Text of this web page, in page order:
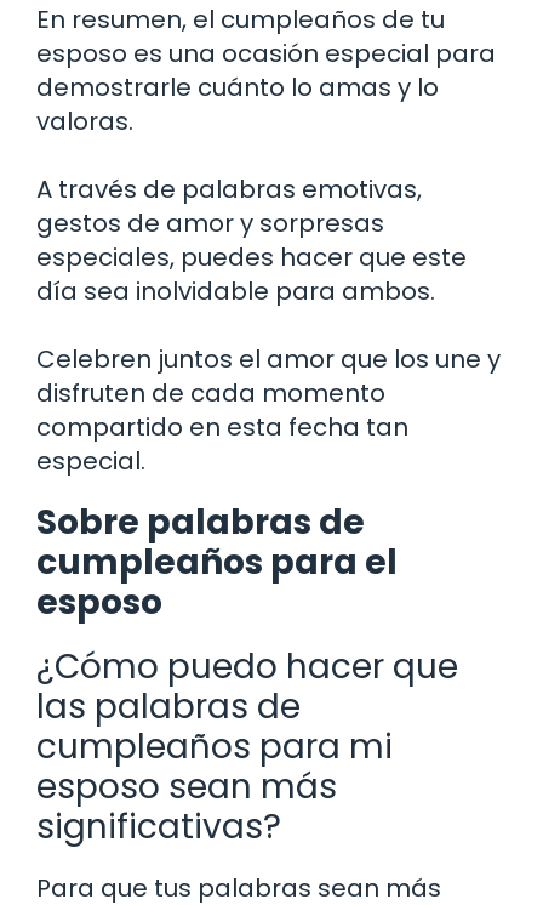
En resumen, el cumpleaños de tu
esposo es una ocasión especial para
demostrarle cuánto lo amas y lo
valoras.
A través de palabras emotivas,
gestos de amor y sorpresas
especiales, puedes hacer que este
día sea inolvidable para ambos.
Celebren juntos el amor que los une y
disfruten de cada momento
compartido en esta fecha tan
especial.
Sobre palabras de
cumpleaños para el
esposo
¿Cómo puedo hacer que
las palabras de
cumpleaños para mi
esposo sean más
significativas?
Para que tus palabras sean más